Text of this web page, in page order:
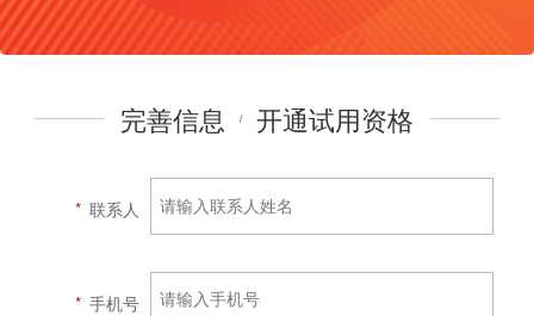
完善信息 / 开通试用资格
* 联系人
* 手机号